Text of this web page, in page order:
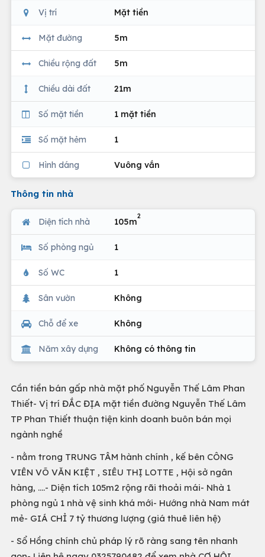
Vị trí Mặt tiền
Mặt đường 5m
Chiều rộng đất 5m
Chiều dài đất 21m
Số mặt tiền 1 mặt tiền
Số mặt hẻm 1
Hình dáng Vuông vắn
Thông tin nhà
Diện tích nhà 105m
2
Số phòng ngủ 1
Số WC 1
Sân vườn Không
Chỗ để xe Không
Năm xây dựng Không có thông tin
Cần tiền bán gấp nhà mặt phố Nguyễn Thế Lâm Phan
Thiết- Vị trí ĐẮC ĐỊA mặt tiền đường Nguyễn Thế Lâm
TP Phan Thiết thuận tiện kinh doanh buôn bán mọi
ngành nghề
- nằm trong TRUNG TÂM hành chính , kế bên CÔNG
VIÊN VÕ VĂN KIỆT , SIÊU THỊ LOTTE , Hội sở ngân
hàng, ....- Diện tích 105m2 rộng rãi thoải mái- Nhà 1
phòng ngủ 1 nhà vệ sinh khá mới- Hướng nhà Nam mát
mẻ- GIÁ CHỈ 7 tỷ thương lượng (giá thuê liên hệ)
- Sổ Hồng chính chủ pháp lý rõ ràng sang tên nhanh